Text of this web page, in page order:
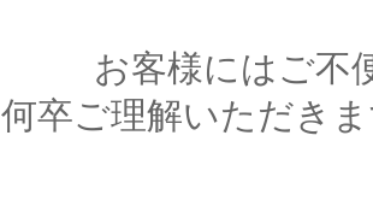
お客様にはご不
何卒ご理解いただき